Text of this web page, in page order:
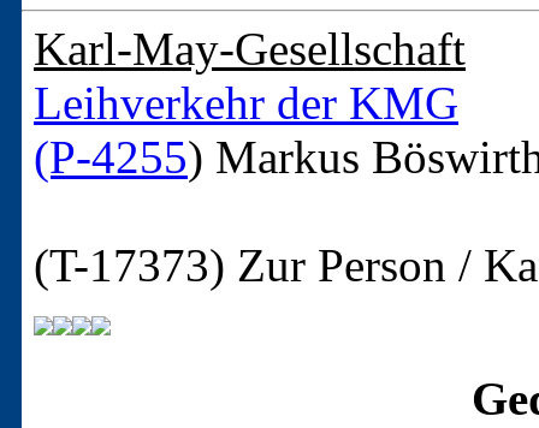
Karl-May-Gesellschaft
Leihverkehr der KMG
(P-4255) Markus
(T-17373) Zur Person /